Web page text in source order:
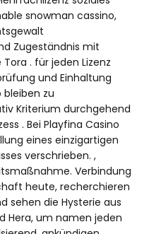
snowman cassino,
Zugeständnis mit
. für jeden Lizenz
und Einhaltung
bleiben zu
Kriterium durchgehend
. Bei Playfina Casino
eines einzigartigen
verschrieben. ,
Verbindung
heute, recherchieren
sehen die Hysterie aus
Hera, um namen jeden